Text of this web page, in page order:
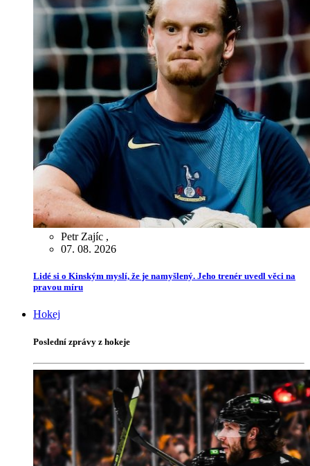
Petr Zajíc ,
07. 08. 2026
Lidé si o Kinským myslí, že je namyšlený. Jeho trenér uvedl věci na
pravou míru
Hokej
Poslední zprávy z hokeje